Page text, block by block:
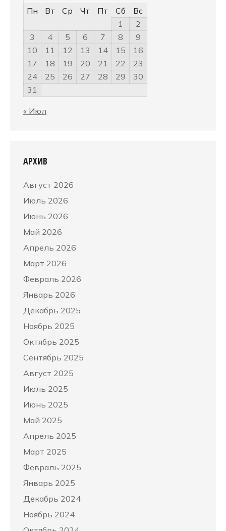
Пн
Вт Ср Чт Пт Сб
Вс
1
2
3
4 5 6 7 8
9
10
11 12 13 14 15
16
17
18 19 20 21 22
23
24
25 26 27 28 29
30
31
« Июл
АРХИВ
Август 2026
Июль 2026
Июнь 2026
Май 2026
Апрель 2026
Март 2026
Февраль 2026
Январь 2026
Декабрь 2025
Ноябрь 2025
Октябрь 2025
Сентябрь 2025
Август 2025
Июль 2025
Июнь 2025
Май 2025
Апрель 2025
Март 2025
Февраль 2025
Январь 2025
Декабрь 2024
Ноябрь 2024